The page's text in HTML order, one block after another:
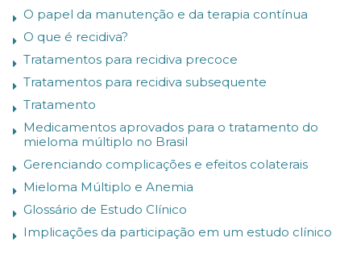
O papel da manutenção e da terapia contínua
O que é recidiva?
Tratamentos para recidiva precoce
Tratamentos para recidiva subsequente
Tratamento
Medicamentos aprovados para o tratamento do
mieloma múltiplo no Brasil
Gerenciando complicações e efeitos colaterais
Mieloma Múltiplo e Anemia
Glossário de Estudo Clínico
Implicações da participação em um estudo clínico